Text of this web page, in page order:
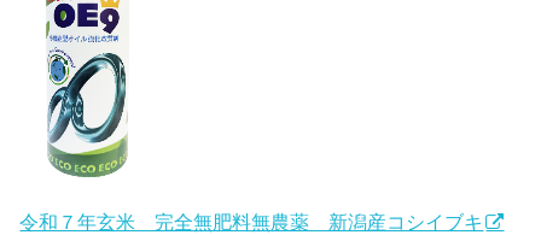
令和７年玄米 完全無肥料無農薬 新潟産コシイブキ